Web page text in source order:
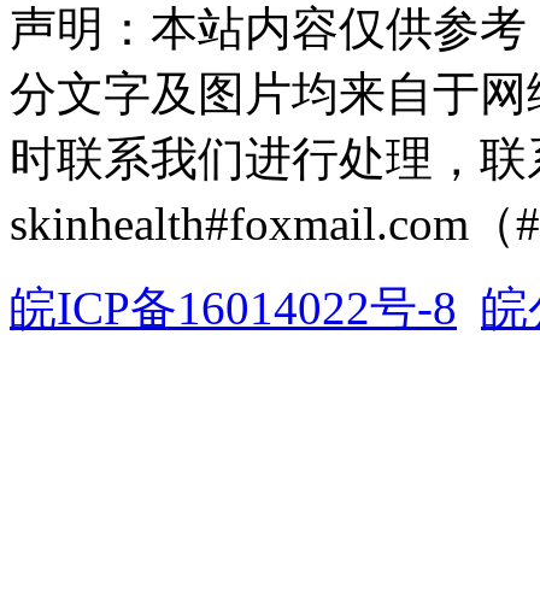
声明：本站内容仅供参
分文字及图片均来自于
时联系我们进行处理，
skinhealth#foxmail.com（
皖ICP备16014022号-8 皖